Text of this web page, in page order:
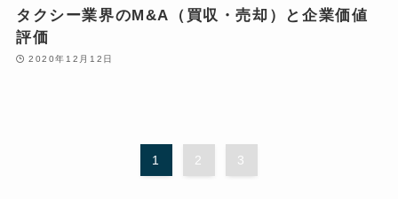
タクシー業界のM&A（買収・売却）と企業価値
評価
2020年12月12日
1 2 3